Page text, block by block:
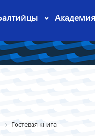
Академия
Гостевая книга